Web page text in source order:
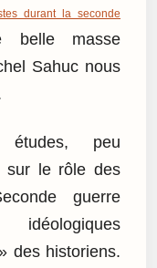
durant la seconde
belle masse
Sahuc nous
études, peu
sur le rôle des
guerre
des historiens.